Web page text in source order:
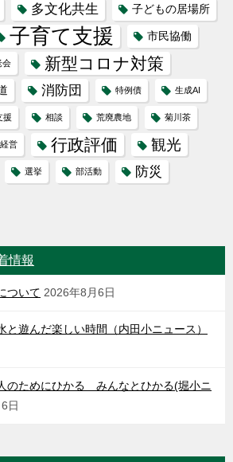
多文化共生 子どもの居場所
子育て支援 市民協働
会 新型コロナ対策
消防団 特例債 生成AI
援 相談 荒廃農地 菊川茶
営 行政評価 観光
選挙 部活動 防災
情報
ついて 2026年8月6日
と遊んだ楽しい時間（内田小ニュース）
のためにひかる みんなとひかる(堀小ニ
日